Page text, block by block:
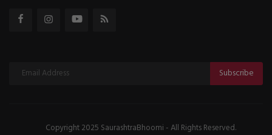
Subscribe
Copyright 2025 SaurashtraBhoomi - All Rights Reserved.